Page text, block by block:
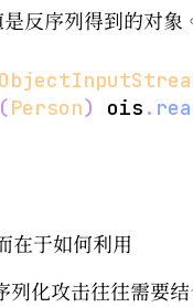
反序列得到的对象
(Person) ois .
在于如何利用
化攻击往往需要